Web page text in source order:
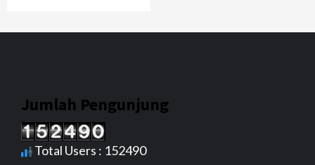
Jumlah Pengunjung
Total Users : 152490